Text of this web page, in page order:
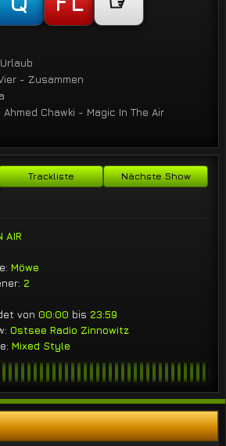
- Zusammen
Chawki - Magic In The Air
Trackliste Nächste Show
AIR
Möwe
2
von 00:00 bis 23:59
Ostsee Radio Zinnowitz
Mixed Style